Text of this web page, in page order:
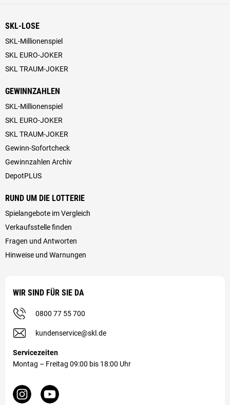
SKL-LOSE
SKL-Millionenspiel
SKL EURO-JOKER
SKL TRAUM-JOKER
GEWINNZAHLEN
SKL-Millionenspiel
SKL EURO-JOKER
SKL TRAUM-JOKER
Gewinn-Sofortcheck
Gewinnzahlen Archiv
DepotPLUS
RUND UM DIE LOTTERIE
Spielangebote im Vergleich
Verkaufsstelle finden
Fragen und Antworten
Hinweise und Warnungen
WIR SIND FÜR SIE DA
0800 77 55 700
kundenservice@skl.de
Servicezeiten
Montag – Freitag 09:00 bis 18:00 Uhr